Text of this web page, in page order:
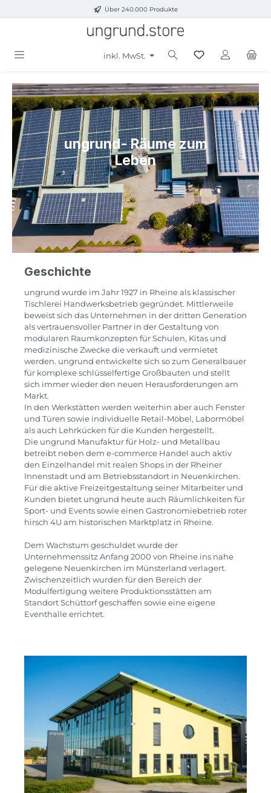
Zum Hauptinhalt springenÜber 240.000 Produkte
inkl. MwSt.
ungrund- Räume zum
Leben
Geschichte
ungrund wurde im Jahr 1927 in Rheine als klassischer
Tischlerei Handwerksbetrieb gegründet. Mittlerweile
beweist sich das Unternehmen in der dritten Generation
als vertrauensvoller Partner in der Gestaltung von
modularen Raumkonzepten für Schulen, Kitas und
medizinische Zwecke die verkauft und vermietet
werden. ungrund entwickelte sich so zum Generalbauer
für komplexe schlüsselfertige Großbauten und stellt
sich immer wieder den neuen Herausforderungen am
Markt.
In den Werkstätten werden weiterhin aber auch Fenster
und Türen sowie individuelle Retail-Möbel, Labormöbel
als auch Lehrkücken für die Kunden hergestellt.
Die ungrund Manufaktur für Holz- und Metallbau
betreibt neben dem e-commerce Handel auch aktiv
den Einzelhandel mit realen Shops in der Rheiner
Innenstadt und am Betriebsstandort in Neuenkirchen.
Für die aktive Freizeitgestaltung seiner Mitarbeiter und
Kunden bietet ungrund heute auch Räumlichkeiten für
Sport- und Events sowie einen Gastronomiebetrieb roter
hirsch 4U am historischen Marktplatz in Rheine.
Dem Wachstum geschuldet wurde der
Unternehmenssitz Anfang 2000 von Rheine ins nahe
gelegene Neuenkirchen im Münsterland verlagert.
Zwischenzeitlich wurden für den Bereich der
Modulfertigung weitere Produktionsstätten am
Standort Schüttorf geschaffen sowie eine eigene
Eventhalle errichtet.